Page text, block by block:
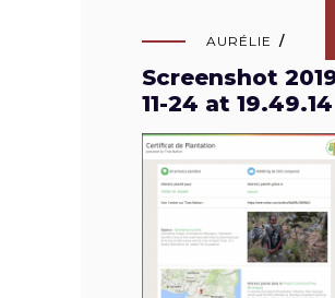
AURÉLIE
Screenshot
11-24 at 19.49.14